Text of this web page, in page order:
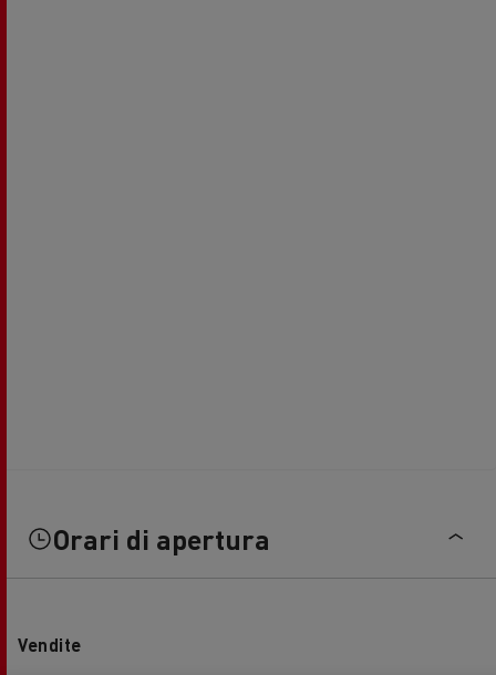
Orari di apertura
Vendite